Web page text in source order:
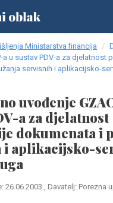
Ministarstva financija
a u sustav PDV-a za djelatnost
servisnih i aplikacijsko-
uvođenje
a za djelatnost
dokumenata i
i aplikacijsko-
26.06.2003., Davatelj: Porezna